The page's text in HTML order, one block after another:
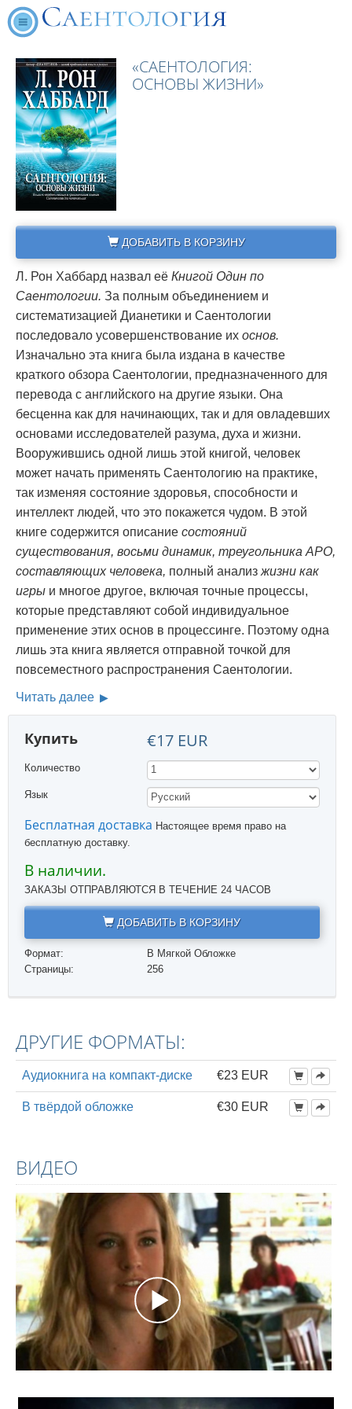
«САЕНТОЛОГИЯ:
ОСНОВЫ ЖИЗНИ»
ДОБАВИТЬ В КОРЗИНУ
Л. Рон Хаббард назвал её Книгой Один по
Саентологии. За полным объединением и
систематизацией Дианетики и Саентологии
последовало усовершенствование их основ.
Изначально эта книга была издана в качестве
краткого обзора Саентологии, предназначенного для
перевода с английского на другие языки. Она
бесценна как для начинающих, так и для овладевших
основами исследователей разума, духа и жизни.
Вооружившись одной лишь этой книгой, человек
может начать применять Саентологию на практике,
так изменяя состояние здоровья, способности и
интеллект людей, что это покажется чудом. В этой
книге содержится описание состояний
существования, восьми динамик, треугольника АРО,
составляющих человека, полный анализ жизни как
игры и многое другое, включая точные процессы,
которые представляют собой индивидуальное
применение этих основ в процессинге. Поэтому одна
лишь эта книга является отправной точкой для
повсеместного распространения Саентологии.
Читать далее
Купить €17 EUR
Количество
Язык
Бесплатная доставка Настоящее время право на
бесплатную доставку.
В наличии.
ЗАКАЗЫ ОТПРАВЛЯЮТСЯ В ТЕЧЕНИЕ 24 ЧАСОВ
ДОБАВИТЬ В КОРЗИНУ
Формат:
В Мягкой Обложке
Страницы:
256
ДРУГИЕ ФОРМАТЫ:
Аудиокнига на компакт-диске €23 EUR
В твёрдой обложке €30 EUR
ВИДЕО